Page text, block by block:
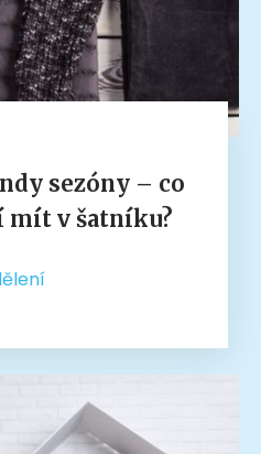
sezóny – co
mít v šatníku?